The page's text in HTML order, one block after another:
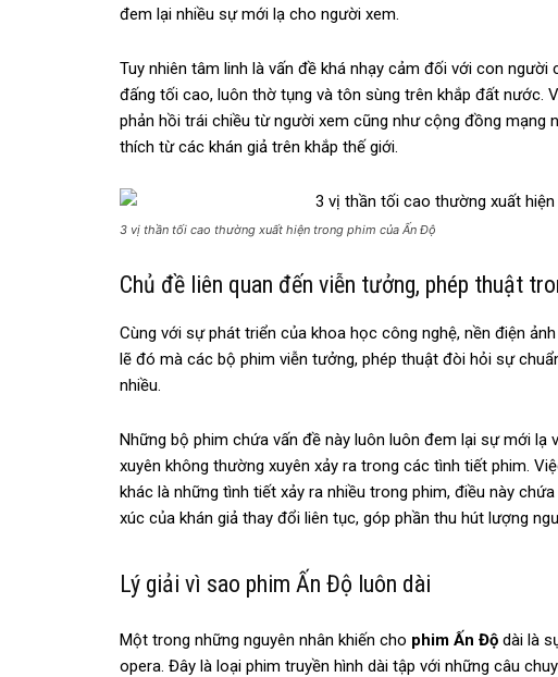
đem lại nhiều sự mới lạ cho người xem.
Tuy nhiên tâm linh là vấn đề khá nhạy cảm đối với con
đấng tối cao, luôn thờ tụng và tôn sùng trên khắp đất nước.
phản hồi trái chiều từ người xem cũng như cộng đồng mạng
thích từ các khán giả trên khắp thế giới.
3 vị thần tối cao thường xuất hiện trong phim của Ấn Độ
Chủ đề liên quan đến viễn tưởng, phép thuật
Cùng với sự phát triển của khoa học công nghệ, nền điện
lẽ đó mà các bộ phim viễn tưởng, phép thuật đòi hỏi sự
nhiều.
Những bộ phim chứa vấn đề này luôn luôn đem lại sự mới lạ
xuyên không thường xuyên xảy ra trong các tình tiết phim.
khác là những tình tiết xảy ra nhiều trong phim, điều này
xúc của khán giả thay đổi liên tục, góp phần thu hút lượng
Lý giải vì sao phim Ấn Độ luôn dài
Một trong những nguyên nhân khiến cho phim Ấn Độ dài là
opera. Đây là loại phim truyền hình dài tập với những câu